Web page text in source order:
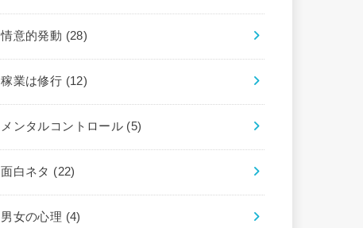
情意的発動 (28)
稼業は修行 (12)
メンタルコントロール (5)
面白ネタ (22)
男女の心理 (4)